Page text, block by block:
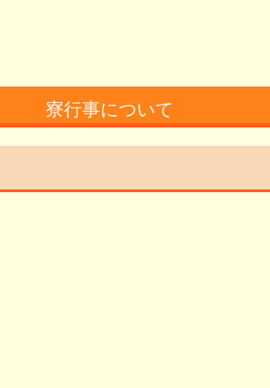
寮行事について
今年度の行事の様子
過去の行事の様子
アクセス・お問い合わせ先